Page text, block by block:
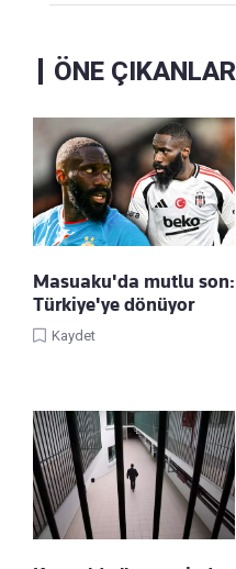
ÖNE ÇIKANLAR
Masuaku'da mutlu son:
Türkiye'ye dönüyor
Kaydet